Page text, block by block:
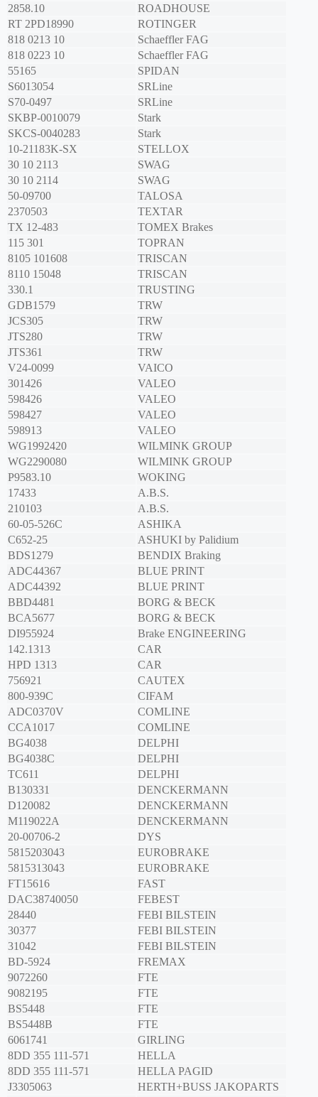
2858.10
ROADHOUSE
RT 2PD18990
ROTINGER
818 0213 10
Schaeffler FAG
818 0223 10
Schaeffler FAG
55165
SPIDAN
S6013054
SRLine
S70-0497
SRLine
SKBP-0010079
Stark
SKCS-0040283
Stark
10-21183K-SX
STELLOX
30 10 2113
SWAG
30 10 2114
SWAG
50-09700
TALOSA
2370503
TEXTAR
TX 12-483
TOMEX Brakes
115 301
TOPRAN
8105 101608
TRISCAN
8110 15048
TRISCAN
330.1
TRUSTING
GDB1579
TRW
JCS305
TRW
JTS280
TRW
JTS361
TRW
V24-0099
VAICO
301426
VALEO
598426
VALEO
598427
VALEO
598913
VALEO
WG1992420
WILMINK GROUP
WG2290080
WILMINK GROUP
P9583.10
WOKING
17433
A.B.S.
210103
A.B.S.
60-05-526C
ASHIKA
C652-25
ASHUKI by Palidium
BDS1279
BENDIX Braking
ADC44367
BLUE PRINT
ADC44392
BLUE PRINT
BBD4481
BORG & BECK
BCA5677
BORG & BECK
DI955924
Brake ENGINEERING
142.1313
CAR
HPD 1313
CAR
756921
CAUTEX
800-939C
CIFAM
ADC0370V
COMLINE
CCA1017
COMLINE
BG4038
DELPHI
BG4038C
DELPHI
TC611
DELPHI
B130331
DENCKERMANN
D120082
DENCKERMANN
M119022A
DENCKERMANN
20-00706-2
DYS
5815203043
EUROBRAKE
5815313043
EUROBRAKE
FT15616
FAST
DAC38740050
FEBEST
28440
FEBI BILSTEIN
30377
FEBI BILSTEIN
31042
FEBI BILSTEIN
BD-5924
FREMAX
9072260
FTE
9082195
FTE
BS5448
FTE
BS5448B
FTE
6061741
GIRLING
8DD 355 111-571
HELLA
8DD 355 111-571
HELLA PAGID
J3305063
HERTH+BUSS JAKOPARTS